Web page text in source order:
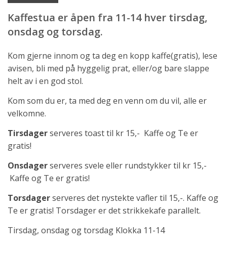
Kaffestua er åpen fra 11-14 hver tirsdag,
onsdag og torsdag.
Kom gjerne innom og ta deg en kopp kaffe(gratis), lese
avisen, bli med på hyggelig prat, eller/og bare slappe
helt av i en god stol.
Kom som du er, ta med deg en venn om du vil, alle er
velkomne.
Tirsdagerserveres toast til kr 15,- Kaffe og Te er
gratis!
Onsdagerserveres svele eller rundstykker til kr 15,-
Kaffe og Te er gratis!
Torsdagerserveres det nystekte vafler til 15,-. Kaffe og
Te er gratis! Torsdager er det strikkekafe parallelt.
Tirsdag, onsdag og torsdag Klokka 11-14